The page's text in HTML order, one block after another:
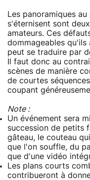
Les panoramiques
s'éternisent sont
amateurs. Ces
dommageables qu'ils
peut se traduire par
Il faut donc au
scènes de manière
de courtes
coupant
Note :
Un événement sera
succession de petits
gâteau, le couteau
que l'on souffle, du
que d'une vidéo
Les plans courts
contribueront à